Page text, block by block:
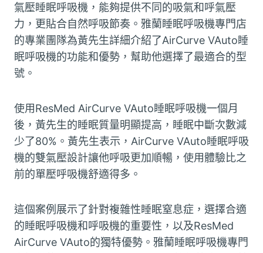
氣壓睡眠呼吸機，能夠提供不同的吸氣和呼氣壓
力，更貼合自然呼吸節奏。雅蘭睡眠呼吸機專門店
的專業團隊為黃先生詳細介紹了AirCurve VAuto睡
眠呼吸機的功能和優勢，幫助他選擇了最適合的型
號。
使用ResMed AirCurve VAuto睡眠呼吸機一個月
後，黃先生的睡眠質量明顯提高，睡眠中斷次數減
少了80%。黃先生表示，AirCurve VAuto睡眠呼吸
機的雙氣壓設計讓他呼吸更加順暢，使用體驗比之
前的單壓呼吸機舒適得多。
這個案例展示了針對複雜性睡眠窒息症，選擇合適
的睡眠呼吸機和呼吸機的重要性，以及ResMed
AirCurve VAuto的獨特優勢。雅蘭睡眠呼吸機專門